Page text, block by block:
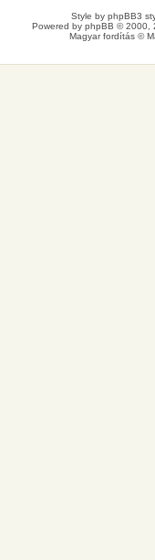
Style by phpBB3
Powered by phpBB © 2000,
Magyar fordítás ©